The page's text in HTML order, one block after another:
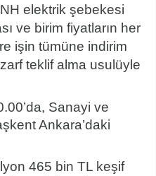
elektrik şebekesi
ve birim fiyatların her
işin tümüne indirim
teklif alma usulüyle
Sanayi ve
Ankara’daki
465 bin TL keşif